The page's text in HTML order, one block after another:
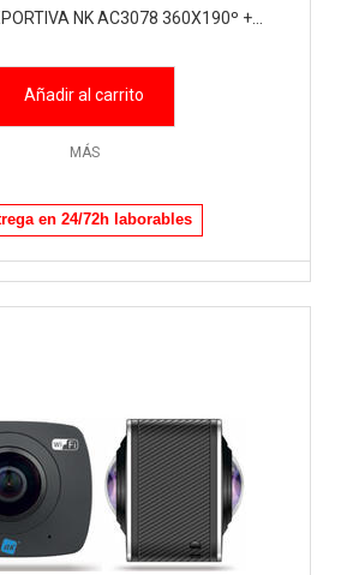
NK AC3078 360X190º +...
Añadir al carrito
MÁS
en 24/72h laborables